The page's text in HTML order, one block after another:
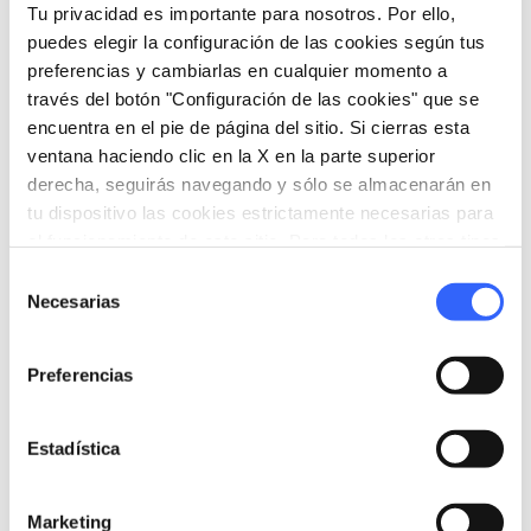
Tu privacidad es importante para nosotros. Por ello,
puedes elegir la configuración de las cookies según tus
preferencias y cambiarlas en cualquier momento a
través del botón "Configuración de las cookies" que se
encuentra en el pie de página del sitio. Si cierras esta
ventana haciendo clic en la X en la parte superior
derecha, seguirás navegando y sólo se almacenarán en
tu dispositivo las cookies estrictamente necesarias para
Necesarias
Preferencias
Estadística
Marketing
Informaciones
home Dónde
Follonica
SP152, 47, 58022 Follonica GR, Italia
language Pagina web
https://www.rivatoscana.it/golf-club-riva
Organiza
hotel Dónde dormir (en inglés) chevron_right
chevron_right